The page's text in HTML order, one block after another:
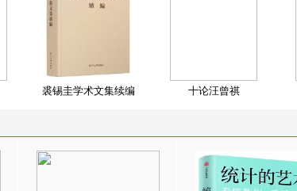
裘锡圭学术文集续编 十论汪曾祺